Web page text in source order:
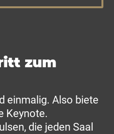
zum
einmalig. Also biete
Keynote.
die jeden Saal